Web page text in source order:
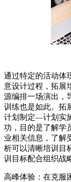
通过特定的活动体
意设计过程，拓展
源编排一场演出，
训练也是如此。拓
计划制定—计划实
功，目的是了解学
业相关信息，了解
析可以清晰培训目
训目标配合组织战
高峰体验：在克服